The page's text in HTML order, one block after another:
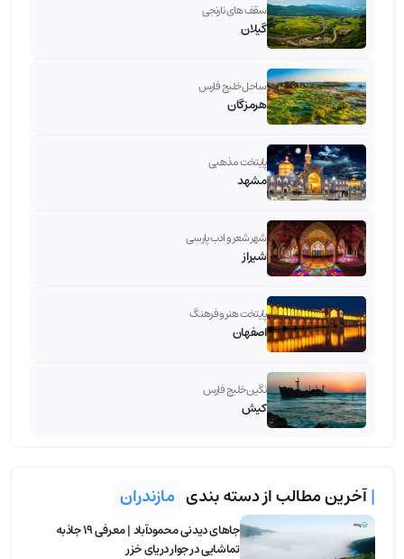
سقف های نارنجی
گیلان
ساحل خلیج فارس
هرمزگان
پایتخت مذهبی
مشهد
شهر شعر و ادب پارسی
شیراز
پایتخت هنر و فرهنگ
اصفهان
نگین خلیج فارس
کیش
|آخرین مطالب از دسته بندی مازندران
جاهای دیدنی محمودآباد | معرفی 19 جاذبه
تماشایی در جوار دریای خزر